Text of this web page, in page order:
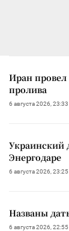
Иран
пролива
6 августа 2026, 23:33
Украинский
Энергодаре
6 августа 2026, 23:25
Названы
6 августа 2026, 22:55